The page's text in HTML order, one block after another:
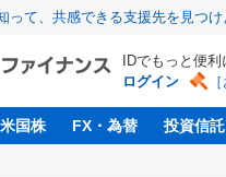
って、共感できる支援先を見つけ
IDでもっと便利
ログイン
米国株 FX・為替 投資信託